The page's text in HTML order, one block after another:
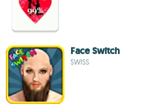
Face Switch
SWISS